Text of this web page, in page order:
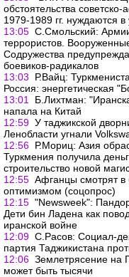
обстоятельства
1979-1989 гг. нуждаются в
13:05 С.Смольский:
террористов.
Содружества
боевиков-радикалов
13:03
Р.Вайц:
Россия: энергетическая
13:01
Б.Лихтман:
напала на Китай
12:59 У таджикской
Ленобласти угнали
12:56 Р.Мориц: Азия
Туркмения получила
строительство новой
12:55 Афганцы смотрят в
оптимизмом (соцопрос)
12:15 "Newsweek":
Дети бин Ладена как
иранской войне
12:09 С.Расов: Социал-
партия Таджикистана
12:06 Землетрясение на
может быть тысячи